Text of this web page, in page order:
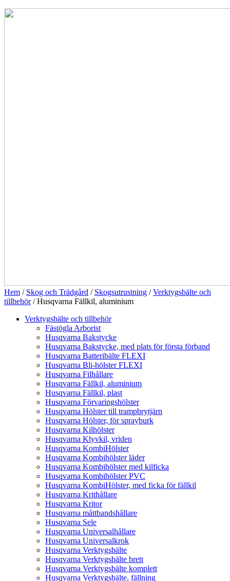
Hem / Skog och Trädgård / Skogsutrustning /Verktygsbälte och
tillbehör/ Husqvarna Fällkil, aluminium
Verktygsbälte och tillbehör
Fästögla Arborist
Husqvarna Bakstycke
Husqvarna Bakstycke, med plats för första förband
Husqvarna Batteribälte FLEXI
Husqvarna Bli-hölster FLEXI
Husqvarna Filhållare
Husqvarna Fällkil, aluminium
Husqvarna Fällkil, plast
Husqvarna Förvaringshölster
Husqvarna Hölster till trampbrytjärn
Husqvarna Hölster, för sprayburk
Husqvarna Kilhölster
Husqvarna Klyvkil, vriden
Husqvarna KombiHölster
Husqvarna Kombihölster läder
Husqvarna Kombihölster med kilficka
Husqvarna Kombihölster PVC
Husqvarna KombiHölster, med ficka för fällkil
Husqvarna Krithållare
Husqvarna Kritor
Husqvarna måttbandshållare
Husqvarna Sele
Husqvarna Universalhållare
Husqvarna Universalkrok
Husqvarna Verktygsbälte
Husqvarna Verktygsbälte brett
Husqvarna Verktygsbälte komplett
Husqvarna Verktygsbälte, fällning